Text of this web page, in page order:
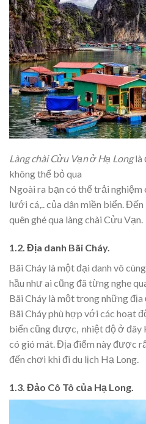
Làng chài Cửu Vạn ở Hạ Longlà
không thể bỏ qua
Ngoài ra bạn có thể trải nghiệm
lưới cá,.. của dân miền biển.
quên ghé qua làng chài Cửu Vạn.
1.2. Địa danh Bãi Cháy.
Bãi Cháy là một đại danh vô
hầu như ai cũng đã từng nghe
Bãi Cháy là một trong những
Bãi Cháy phù hợp với các hoạt
biển cũng được, nhiệt độ ở đây
có gió mát. Địa điểm này được
đến chơi khi đi du lịch Hạ Long.
1.3. Đảo Cô Tô của Hạ Long.